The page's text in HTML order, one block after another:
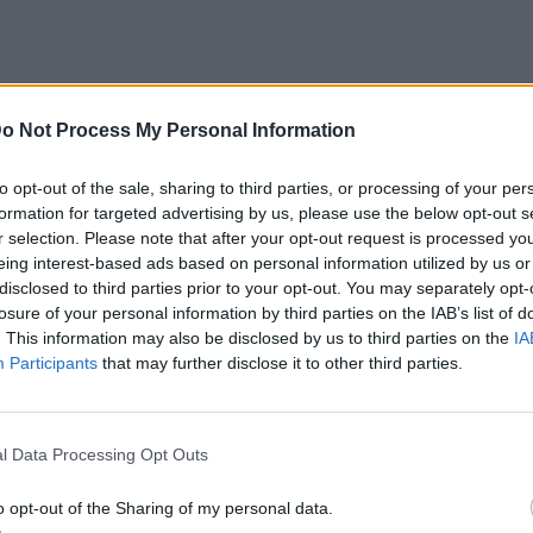
Not Process My Personal Information
opt-out of the sale, sharing to third parties, or processing of your
for targeted advertising by us, please use the below opt-out
selection. Please note that after your opt-out request is processed
interest-based ads based on personal information utilized by us
to third parties prior to your opt-out. You may separately
of your personal information by third parties on the IAB’s list of
This information may also be disclosed by us to third parties on the
Participants that may further disclose it to other third parties.
Data Processing Opt Outs
opt-out of the Sharing of my personal data.
προετοιμασία, με λίγα
πίσω την αστική ένταση και βρίσκετε
σε πέτρινα χωριά, σε παραθαλάσσια
τον ουρανό. Η αλλαγή του
ώρες, είναι ιδανικές για να
γεμίσει με διαφορετικές εικόνες
πολλοί όμορφοι προορισμοί για
βουνό όσο και στη θάλασσα που
αξιοθέατα και να απολαύσετε το
εκδρομή δεν είναι ολοκληρωμένη